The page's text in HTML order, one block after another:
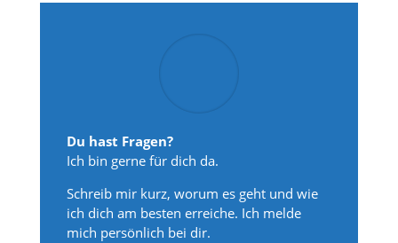
Du hast Fragen?
Ich bin gerne für dich da.
Schreib mir kurz, worum es geht und wie
ich dich am besten erreiche. Ich melde
mich persönlich bei dir.